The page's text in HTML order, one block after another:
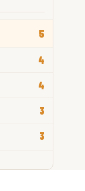
5
4
4
3
3